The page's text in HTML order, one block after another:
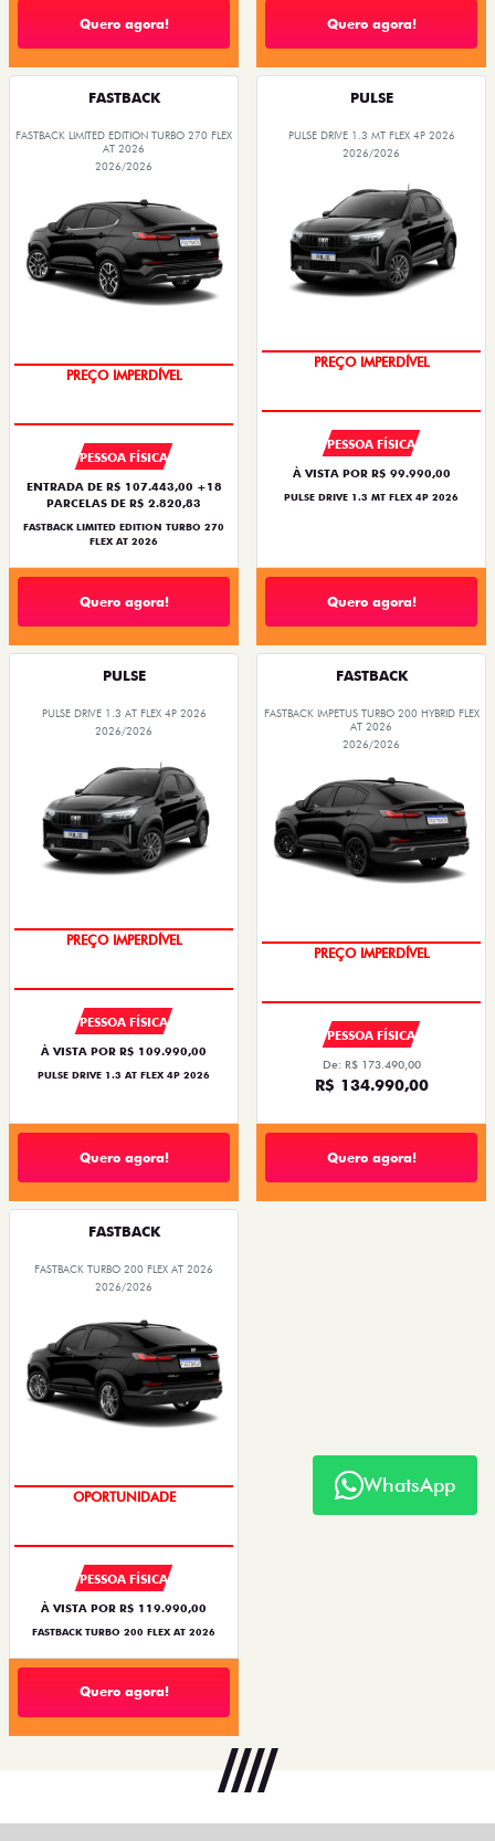
Quero agora! Quero agora!
FASTBACK
FASTBACK LIMITED EDITION TURBO 270 FLEX
AT 2026
2026/2026
PREÇO IMPERDÍVEL
PESSOA FÍSICA
ENTRADA DE R$ 107.443,00 +18
PARCELAS DE R$ 2.820,83
FASTBACK LIMITED EDITION TURBO 270
FLEX AT 2026
Quero agora!
PULSE
PULSE DRIVE 1.3 MT FLEX 4P 2026
2026/2026
PREÇO IMPERDÍVEL
PESSOA FÍSICA
À VISTA POR R$ 99.990,00
PULSE DRIVE 1.3 MT FLEX 4P 2026
Quero agora!
PULSE
PULSE DRIVE 1.3 AT FLEX 4P 2026
2026/2026
PREÇO IMPERDÍVEL
PESSOA FÍSICA
À VISTA POR R$ 109.990,00
PULSE DRIVE 1.3 AT FLEX 4P 2026
Quero agora!
FASTBACK
FASTBACK IMPETUS TURBO 200 HYBRID FLEX
AT 2026
2026/2026
PREÇO IMPERDÍVEL
PESSOA FÍSICA
De: R$ 173.490,00
R$ 134.990,00
Quero agora!
FASTBACK
FASTBACK TURBO 200 FLEX AT 2026
2026/2026
OPORTUNIDADE
PESSOA FÍSICA
À VISTA POR R$ 119.990,00
FASTBACK TURBO 200 FLEX AT 2026
Quero agora!
WhatsApp